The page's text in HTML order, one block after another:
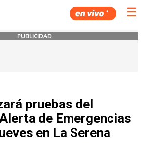
☰
PUBLICIDAD
pruebas del
de Emergencias
en La Serena